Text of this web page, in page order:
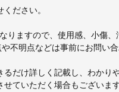
ださい。
りますので、使用感、小傷、
不明点などは事前にお問い合
だけ詳しく記載し、わかり
ていただく場合もござい